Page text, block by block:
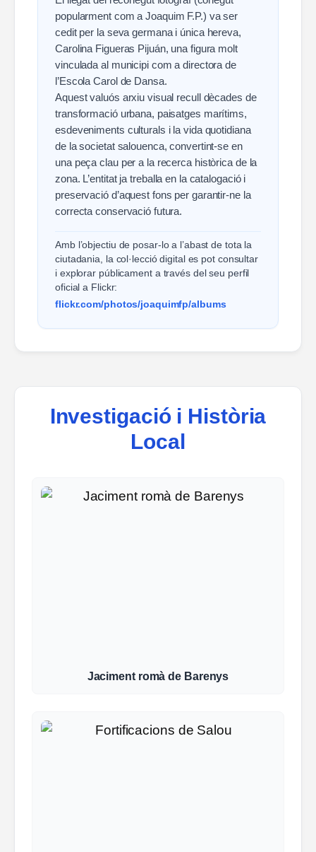
popularment com a Joaquim F.P.) va ser
cedit per la seva germana i única hereva,
Carolina Figueras Pijuán, una figura molt
vinculada al municipi com a directora de
l’Escola Carol de Dansa.
Aquest valuós arxiu visual recull dècades de
transformació urbana, paisatges marítims,
esdeveniments culturals i la vida quotidiana
de la societat salouenca, convertint-se en
una peça clau per a la recerca històrica de la
zona. L’entitat ja treballa en la catalogació i
preservació d’aquest fons per garantir-ne la
correcta conservació futura.
Amb l’objectiu de posar-lo a l’abast de tota la
ciutadania, la col·lecció digital es pot consultar
i explorar públicament a través del seu perfil
oficial a Flickr:
flickr.com/photos/joaquimfp/albums
Investigació i Història
Local
Jaciment romà de Barenys